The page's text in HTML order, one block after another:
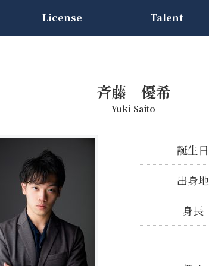
License Talent
斉藤 優希
Yuki Saito
誕生日
出身地
身長